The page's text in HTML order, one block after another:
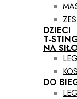
DZIECI
T-
NA
DO